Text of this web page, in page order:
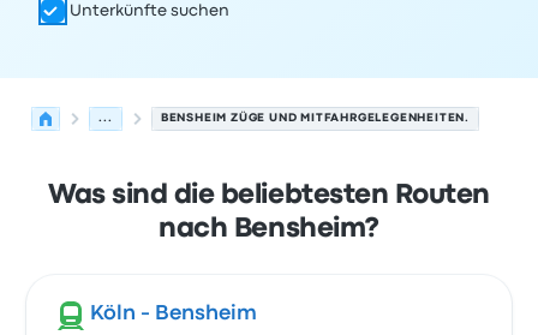
Unterkünfte suchen
... BENSHEIM ZÜGE UND MITFAHRGELEGENHEITEN.
Was sind die beliebtesten Routen
nach Bensheim?
Köln - Bensheim